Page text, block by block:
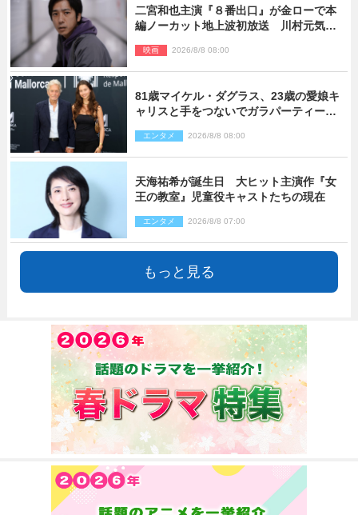
二宮和也主演『８番出口』が金ローで本
編ノーカット地上波初放送 川村元気監
映画 2026/8/8 08:00
81歳マイケル・ダグラス、23歳の愛娘キ
ャリスと手をつないでガラパーティーに
エンタメ 2026/8/8 08:00
天海祐希が誕生日 大ヒット主演作『女
王の教室』児童役キャストたちの現在
エンタメ 2026/8/8 07:00
もっと見る